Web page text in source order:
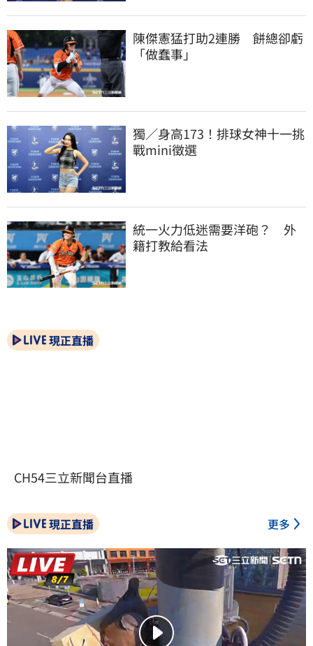
陳傑憲猛打助2連勝　餅總卻虧
「做蠢事」
獨／身高173！排球女神十一挑
戰mini徵選
統一火力低迷需要洋砲？　外
籍打教給看法
現正直播
CH54三立新聞台直播
現正直播 更多